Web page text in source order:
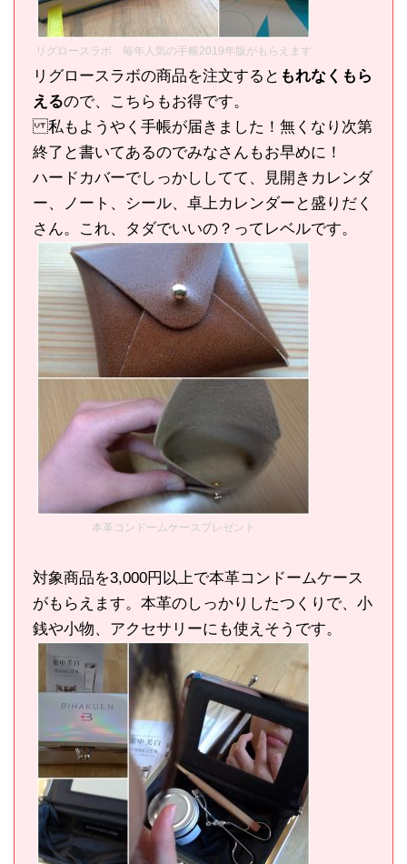
リグロースラボ 毎年人気の手帳2019年版がもらえます
リグロースラボの商品を注文すると もれなくもら
えるので、こちらもお得です。
私もようやく手帳が届きました！無くなり次第
終了と書いてあるのでみなさんもお早めに！
ハードカバーでしっかししてて、見開きカレンダ
ー、ノート、シール、卓上カレンダーと盛りだく
さん。これ、タダでいいの？ってレベルです。
本革コンドームケースプレゼント
対象商品を3,000円以上で本革コンドームケース
がもらえます。本革のしっかりしたつくりで、小
銭や小物、アクセサリーにも使えそうです。